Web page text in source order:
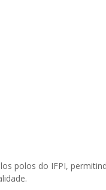
polos do IFPI,